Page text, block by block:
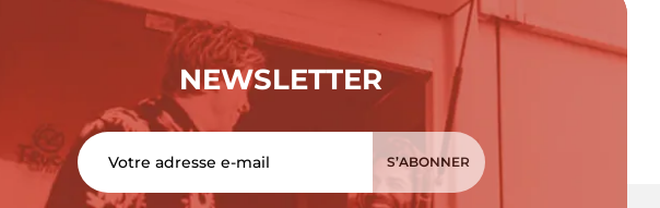
NEWSLETTER